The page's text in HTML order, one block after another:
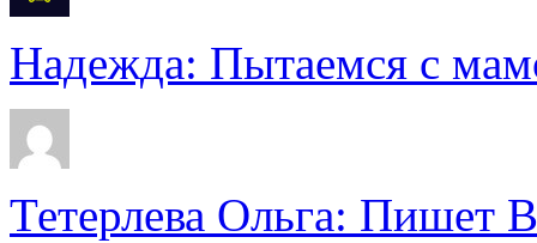
Надежда: Пытаемся с
Тетерлева Ольга: Пишет